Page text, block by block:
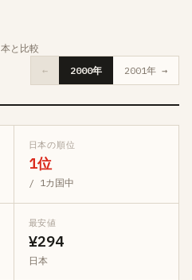
と比較
←
2000年 2001年 →
日本の順位
1位
/ 1カ国中
最安値
¥294
日本